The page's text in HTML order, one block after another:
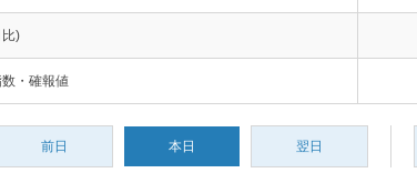
)
・確報値
前日 本日 翌日